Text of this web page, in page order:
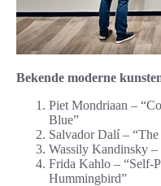
Bekende moderne
Piet Mondriaan –
Blue”
Salvador Dalí –
Wassily Kandinsky
Frida Kahlo – “Self-
Hummingbird”